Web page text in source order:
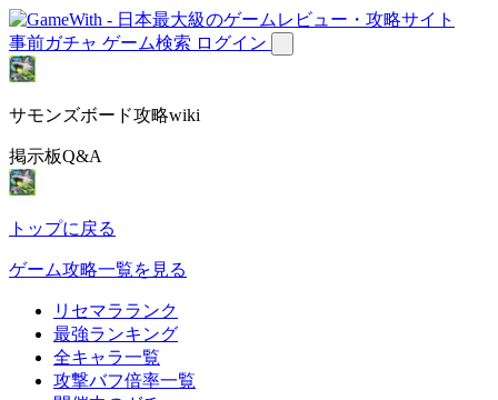
事前ガチャ ゲーム検索 ログイン
サモンズボード攻略wiki
掲示板Q&A
トップに戻る
ゲーム攻略一覧を見る
リセマラランク
最強ランキング
全キャラ一覧
攻撃バフ倍率一覧